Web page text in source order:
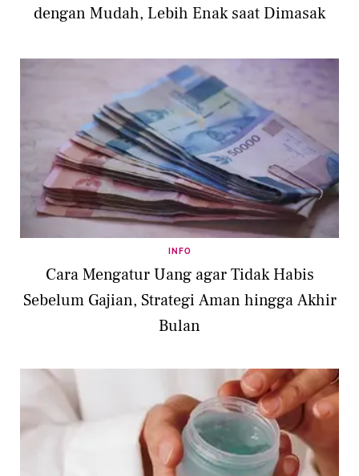
dengan Mudah, Lebih Enak saat Dimasak
INFO
Cara Mengatur Uang agar Tidak Habis
Sebelum Gajian, Strategi Aman hingga Akhir
Bulan